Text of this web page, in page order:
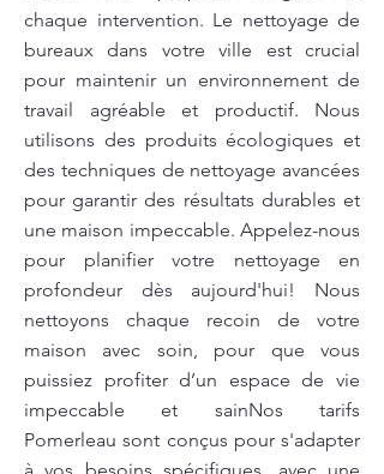
chaque intervention. Le nettoyage de
bureaux dans votre ville est crucial
pour maintenir un environnement de
travail agréable et productif. Nous
utilisons des produits écologiques et
des techniques de nettoyage avancées
pour garantir des résultats durables et
une maison impeccable. Appelez-nous
pour planifier votre nettoyage en
profondeur dès aujourd'hui! Nous
nettoyons chaque recoin de votre
maison avec soin, pour que vous
puissiez profiter d’un espace de vie
impeccable et sainNos tarifs
Pomerleau sont conçus pour s'adapter